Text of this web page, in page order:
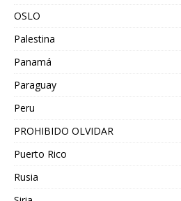
OSLO
Palestina
Panamá
Paraguay
Peru
PROHIBIDO OLVIDAR
Puerto Rico
Rusia